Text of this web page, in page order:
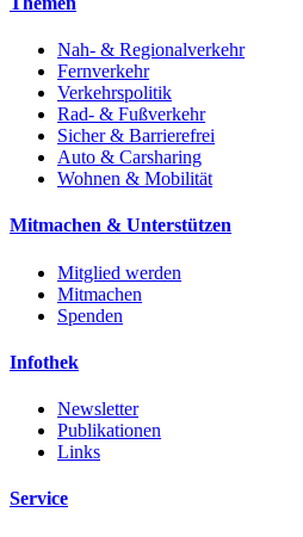
Nah- & Regionalverkehr
Fernverkehr
Verkehrspolitik
Rad- & Fußverkehr
Sicher & Barrierefrei
Auto & Carsharing
Wohnen & Mobilität
Mitmachen & Unterstützen
Mitglied werden
Mitmachen
Spenden
Infothek
Newsletter
Publikationen
Links
Service